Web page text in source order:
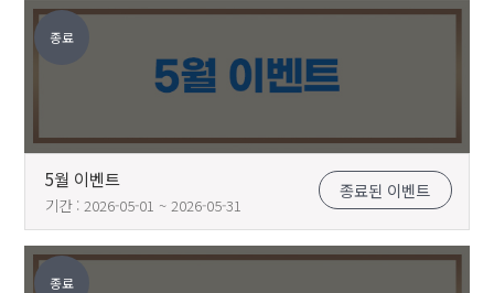
종료
5월 이벤트
기간 : 2026-05-01 ~ 2026-05-31
종료된 이벤트
종료